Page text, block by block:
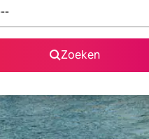
Zoeken